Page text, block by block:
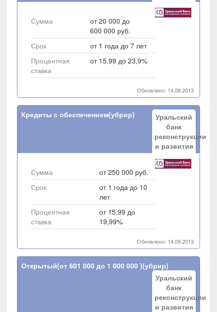
Сумма
от 20 000 до
600 000 руб.
Срок
от 1 года до 7 лет
Процентная
ставка
от 15,99 до 23,9%
Обновлено: 14.09.2013
Кредиты с обеспечением(убрир)
Уральский
банк
реконструкции
и развития
Сумма
от 250 000 руб.
Срок
от 1 года до 10
лет
Процентная
ставка
от 15,99 до
19,99%
Обновлено: 14.09.2013
Открытый(от 601 000 до 1 000 000 )(убрир)
Уральский
банк
реконструкции
и развития